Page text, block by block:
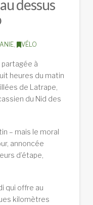
dessus
, VÉLO
à
heures du matin
de Latrape,
du Nid des
– mais le moral
annoncée
d’étape,
qui offre au
kilomètres